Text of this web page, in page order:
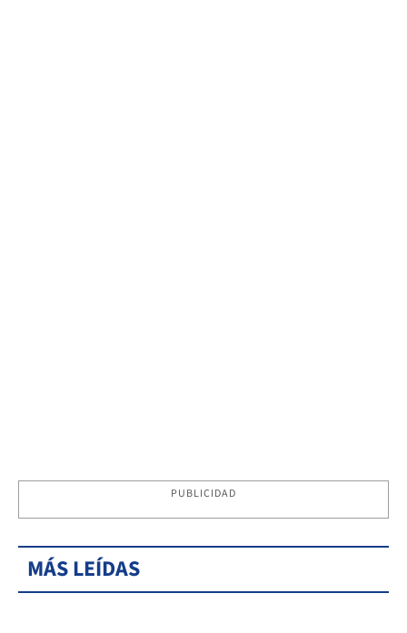
PUBLICIDAD
MÁS LEÍDAS